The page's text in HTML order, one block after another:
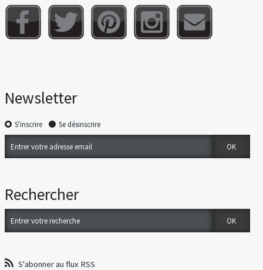
Newsletter
S'inscrire Se désinscrire
Rechercher
S'abonner au flux RSS